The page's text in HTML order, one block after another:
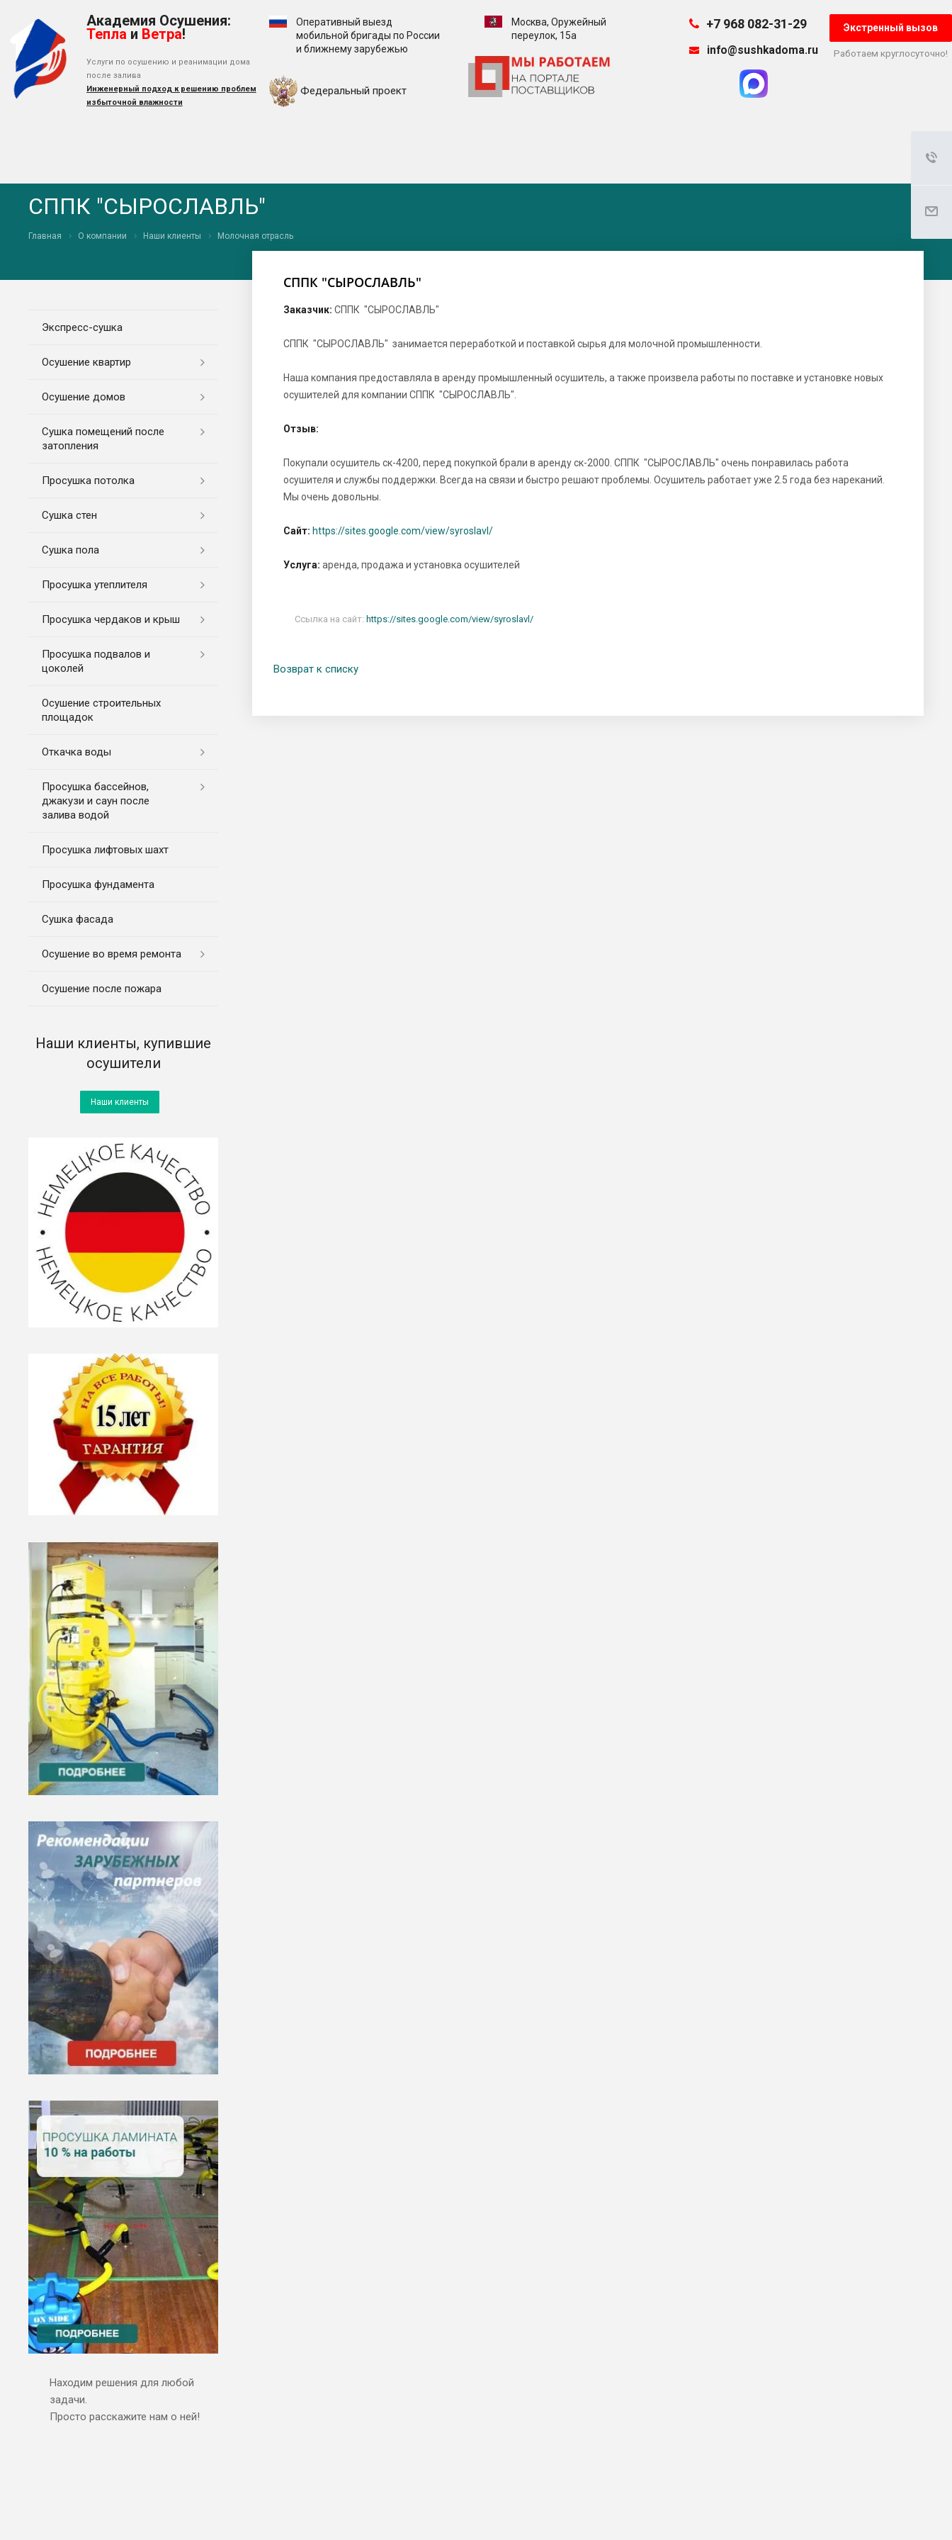
Академия Осушения:
Тепла и Ветра!
Услуги по осушению и реанимации дома
после залива
Инженерный подход к решению проблем
избыточной влажности
Оперативный выезд
мобильной бригады по России
и ближнему зарубежью
Федеральный проект
Москва, Оружейный
переулок, 15а
+7 968 082-31-29
info@sushkadoma.ru
Экстренный вызов
Работаем круглосуточно!
СППК "СЫРОСЛАВЛЬ"
Главная О компании Наши клиенты Молочная отрасль
СППК "СЫРОСЛАВЛЬ"
Заказчик: СППК "СЫРОСЛАВЛЬ"
СППК "СЫРОСЛАВЛЬ" занимается переработкой и поставкой сырья для молочной промышленности.
Наша компания предоставляла в аренду промышленный осушитель, а также произвела работы по поставке и установке новых
осушителей для компании СППК "СЫРОСЛАВЛЬ".
Отзыв:
Покупали осушитель ск-4200, перед покупкой брали в аренду ск-2000. СППК "СЫРОСЛАВЛЬ" очень понравилась работа
осушителя и службы поддержки. Всегда на связи и быстро решают проблемы. Осушитель работает уже 2.5 года без нареканий.
Мы очень довольны.
Сайт: https://sites.google.com/view/syroslavl/
Услуга: аренда, продажа и установка осушителей
Ссылка на сайт: https://sites.google.com/view/syroslavl/
Возврат к списку
Экспресс-cушка
Осушение квартир
Осушение домов
Сушка помещений после
затопления
Просушка потолка
Сушка стен
Сушка пола
Просушка утеплителя
Просушка чердаков и крыш
Просушка подвалов и
цоколей
Осушение строительных
площадок
Откачка воды
Просушка бассейнов,
джакузи и саун после
залива водой
Просушка лифтовых шахт
Просушка фундамента
Сушка фасада
Осушение во время ремонта
Осушение после пожара
Наши клиенты, купившие
осушители
Наши клиенты
Находим решения для любой
задачи.
Просто расскажите нам о ней!